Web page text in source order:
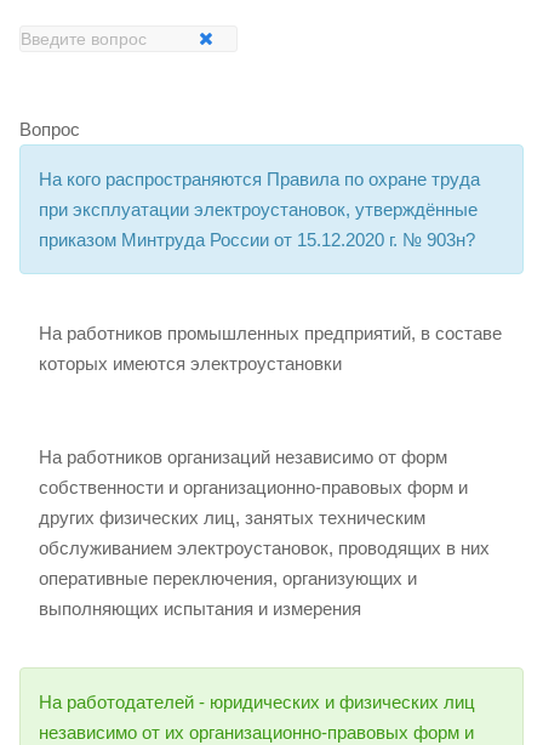
Вопрос
На кого распространяются Правила по охране труда
при эксплуатации электроустановок, утверждённые
приказом Минтруда России от 15.12.2020 г. № 903н?
На работников промышленных предприятий, в составе
которых имеются электроустановки
На работников организаций независимо от форм
собственности и организационно-правовых форм и
других физических лиц, занятых техническим
обслуживанием электроустановок, проводящих в них
оперативные переключения, организующих и
выполняющих испытания и измерения
На работодателей - юридических и физических лиц
независимо от их организационно-правовых форм и